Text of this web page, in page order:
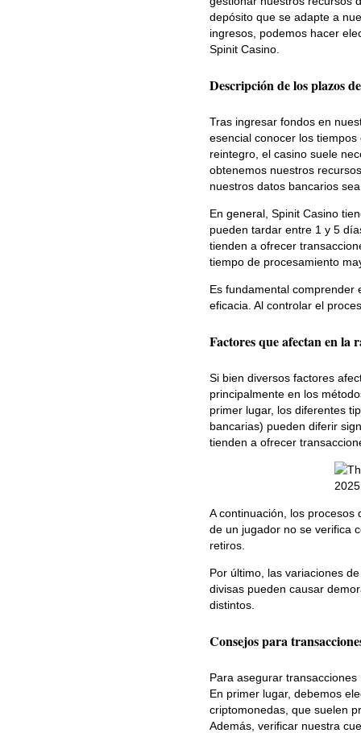
depósito que se adapte a
ingresos, podemos hacer
Spinit Casino.
Descripción de los plazos
Tras ingresar fondos en
esencial conocer los
reintegro, el casino suele
obtenemos nuestros
nuestros datos bancarios
En general, Spinit Casino
pueden tardar entre 1 y 5
tienden a ofrecer
tiempo de procesamiento
Es fundamental comprender
eficacia. Al controlar el
Factores que afectan en la
Si bien diversos factores
principalmente en los
primer lugar, los diferentes
bancarias) pueden diferir
tienden a ofrecer
A continuación, los
de un jugador no se verifica
retiros.
Por último, las variaciones
divisas pueden causar
distintos.
Consejos para
Para asegurar
En primer lugar, debemos
criptomonedas, que suelen
Además, verificar nuestra